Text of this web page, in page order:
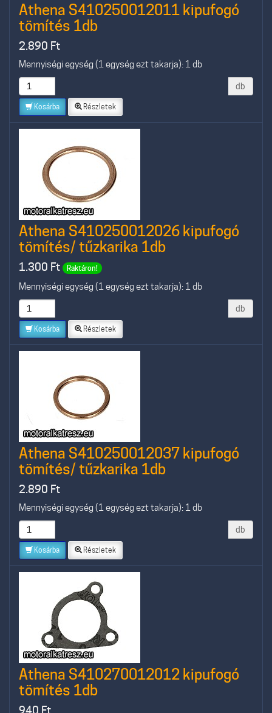
Athena S410250012011 kipufogó
tömítés 1db
2.890 Ft
Mennyiségi egység (1 egység ezt takarja): 1 db
db
Kosárba Részletek
Athena S410250012026 kipufogó
tömítés/ tűzkarika 1db
1.300 Ft Raktáron!
Mennyiségi egység (1 egység ezt takarja): 1 db
db
Kosárba Részletek
Athena S410250012037 kipufogó
tömítés/ tűzkarika 1db
2.890 Ft
Mennyiségi egység (1 egység ezt takarja): 1 db
db
Kosárba Részletek
Athena S410270012012 kipufogó
tömítés 1db
940 Ft